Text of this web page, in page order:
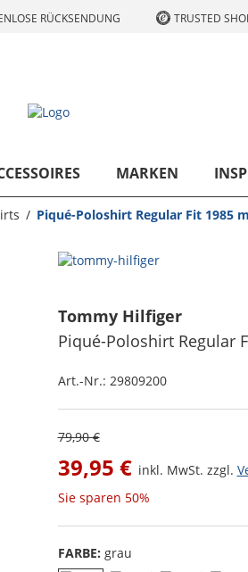
RÜCKSENDUNG TRUSTED
MARKEN
Piqué-Poloshirt Regular Fit 1985
Tommy Hilfiger
Piqué-Poloshirt Regular
Art.-Nr.: 29809200
79,90 €
39,95 € inkl. MwSt. zzgl.
Sie sparen 50%
FARBE: grau